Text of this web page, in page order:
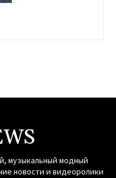
музыкальный модный
новости и видеоролики